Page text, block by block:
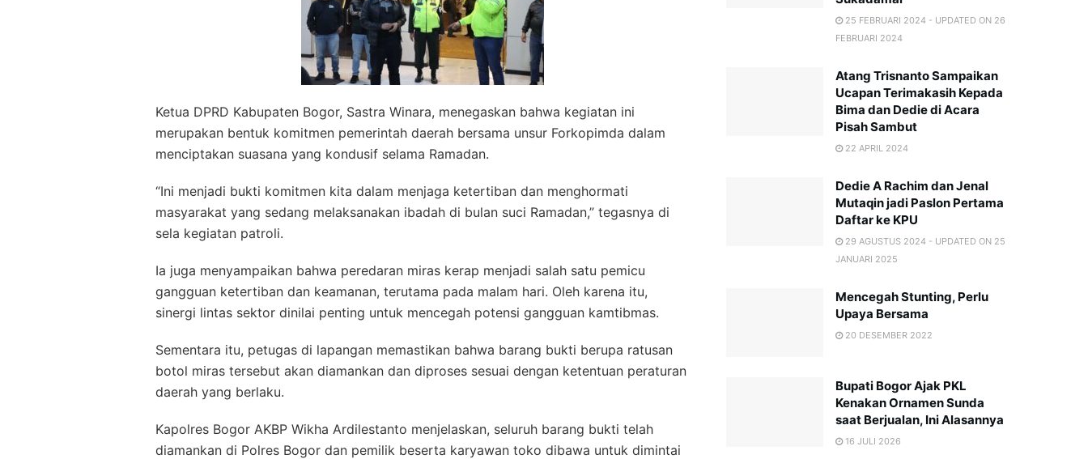
Ketua DPRD Kabupaten Bogor, Sastra Winara, menegaskan bahwa kegiatan ini
merupakan bentuk komitmen pemerintah daerah bersama unsur Forkopimda dalam
menciptakan suasana yang kondusif selama Ramadan.
“Ini menjadi bukti komitmen kita dalam menjaga ketertiban dan menghormati
masyarakat yang sedang melaksanakan ibadah di bulan suci Ramadan,” tegasnya di
sela kegiatan patroli.
Ia juga menyampaikan bahwa peredaran miras kerap menjadi salah satu pemicu
gangguan ketertiban dan keamanan, terutama pada malam hari. Oleh karena itu,
sinergi lintas sektor dinilai penting untuk mencegah potensi gangguan kamtibmas.
Sementara itu, petugas di lapangan memastikan bahwa barang bukti berupa ratusan
botol miras tersebut akan diamankan dan diproses sesuai dengan ketentuan peraturan
daerah yang berlaku.
Kapolres Bogor AKBP Wikha Ardilestanto menjelaskan, seluruh barang bukti telah
diamankan di Polres Bogor dan pemilik beserta karyawan toko dibawa untuk dimintai
25 FEBRUARI 2024 - UPDATED ON 26
FEBRUARI 2024
Atang Trisnanto Sampaikan
Ucapan Terimakasih Kepada
Bima dan Dedie di Acara
Pisah Sambut
22 APRIL 2024
Dedie A Rachim dan Jenal
Mutaqin jadi Paslon Pertama
Daftar ke KPU
29 AGUSTUS 2024 - UPDATED ON 25
JANUARI 2025
Mencegah Stunting, Perlu
Upaya Bersama
20 DESEMBER 2022
Bupati Bogor Ajak PKL
Kenakan Ornamen Sunda
saat Berjualan, Ini Alasannya
16 JULI 2026